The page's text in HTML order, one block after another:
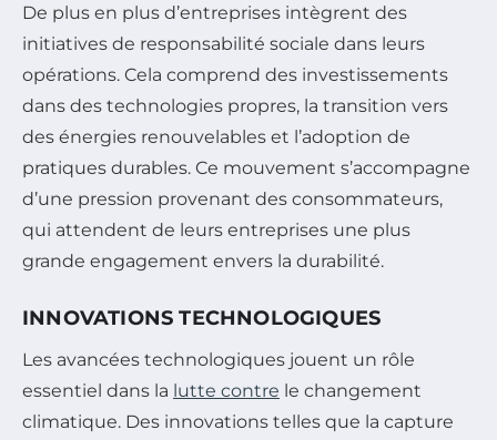
De plus en plus d’entreprises intègrent des
initiatives de responsabilité sociale dans leurs
opérations. Cela comprend des investissements
dans des technologies propres, la transition vers
des énergies renouvelables et l’adoption de
pratiques durables. Ce mouvement s’accompagne
d’une pression provenant des consommateurs,
qui attendent de leurs entreprises une plus
grande engagement envers la durabilité.
INNOVATIONS TECHNOLOGIQUES
Les avancées technologiques jouent un rôle
essentiel dans la lutte contre le changement
climatique. Des innovations telles que la capture